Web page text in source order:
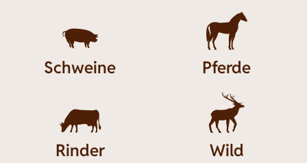

Schweine

Pferde

Rinder

Wild